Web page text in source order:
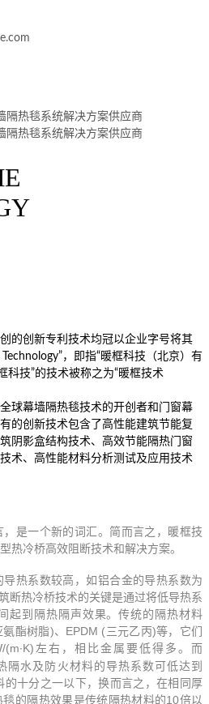
的创新专利技术均冠以企业字号将其
，即指“暖框科技（北京）有
科技”的技术被称之为“暖框技术
球幕墙隔热毯技术的开创者和门窗幕
的创新技术包含了高性能建筑节能复
阴影盒结构技术、高效节能隔热门窗
术、高性能材料分析测试及应用技术
是一个新的词汇。简而言之，暖框技
热冷桥高效阻断技术和解决方案。
热系数较高，如铝合金的导热系数为
断热冷桥技术的关键是通过将低导热系
起到隔热隔声效果。传统的隔热材料
氨酯树脂)、 EPDM (三元乙丙)等，它们
(m∙K) 左右，相比金属要低得多。而
隔水及防火材料的导热系数可低达到
的十分之一以下，换而言之，在相同厚
的隔热效果是传统隔热材料的10倍以